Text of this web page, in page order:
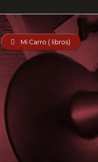
 Mi Carro ( libros)